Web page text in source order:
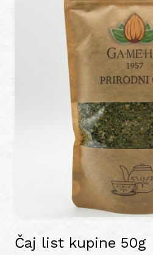
Čaj list kupine 50g